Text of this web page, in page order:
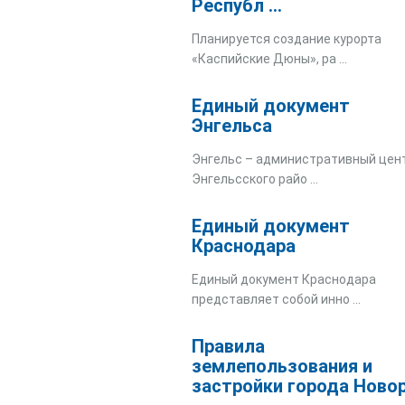
Республ ...
Планируется создание курорта
«Каспийские Дюны», ра ...
Единый документ
Энгельса
Энгельс – административный
Энгельсского райо ...
Единый документ
Краснодара
Единый документ Краснодара
представляет собой инно ...
Правила
землепользования и
застройки города